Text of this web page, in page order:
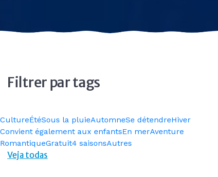
Filtrer par tags
CultureÉtéSous la pluieAutomneSe détendreHiver
Convient également aux enfantsEn merAventure
RomantiqueGratuit4 saisonsAutres
Veja todas